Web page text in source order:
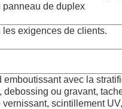
panneau de duplex
les exigences de clients.
avec la
debossing ou gravant,
vernissant, scintillement